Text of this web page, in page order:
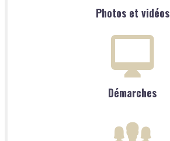
Photos et vidéos
Démarches